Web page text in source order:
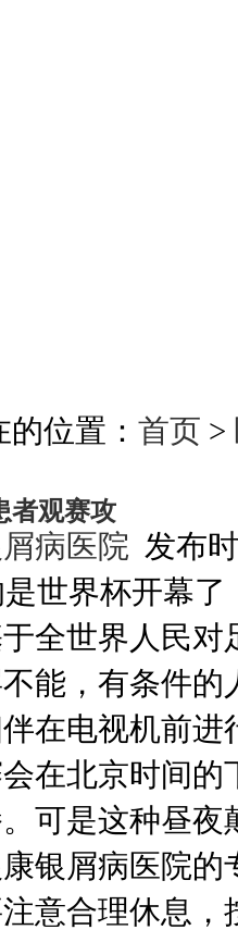
位置： 首页 >
者观赛攻
病医院 发布
世界杯开幕
全世界人民
能，有条件
在电视机前
在北京时间
可是这种昼
银屑病医院
意合理休息